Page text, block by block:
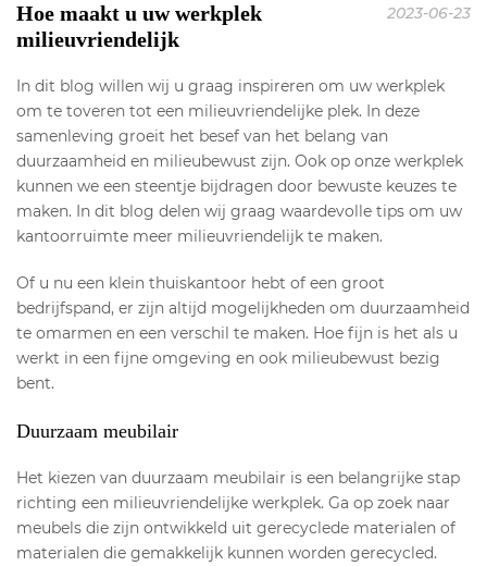
Hoe maakt u uw werkplek
milieuvriendelijk
2023-06-23
In dit blog willen wij u graag inspireren om uw werkplek
om te toveren tot een milieuvriendelijke plek. In deze
samenleving groeit het besef van het belang van
duurzaamheid en milieubewust zijn. Ook op onze werkplek
kunnen we een steentje bijdragen door bewuste keuzes te
maken. In dit blog delen wij graag waardevolle tips om uw
kantoorruimte meer milieuvriendelijk te maken.
Of u nu een klein thuiskantoor hebt of een groot
bedrijfspand, er zijn altijd mogelijkheden om duurzaamheid
te omarmen en een verschil te maken. Hoe fijn is het als u
werkt in een fijne omgeving en ook milieubewust bezig
bent.
Duurzaam meubilair
Het kiezen van duurzaam meubilair is een belangrijke stap
richting een milieuvriendelijke werkplek. Ga op zoek naar
meubels die zijn ontwikkeld uit gerecyclede materialen of
materialen die gemakkelijk kunnen worden gerecycled.